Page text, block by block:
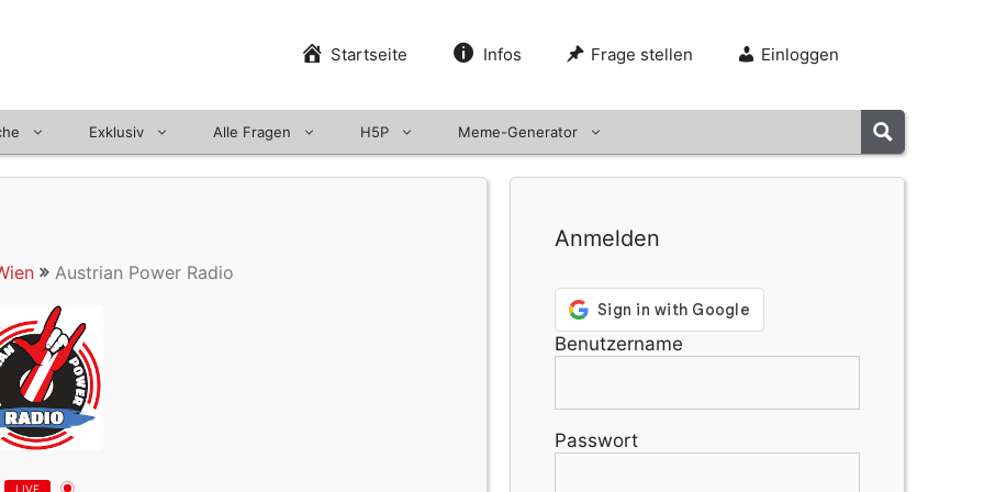
Startseite Infos Frage stellen Einloggen
Exklusiv Alle Fragen H5P Meme-Generator
Austrian Power Radio
LIVE
Anmelden
Benutzername
Passwort